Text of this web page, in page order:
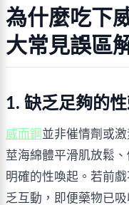
為什麼吃下
大常見誤區
1. 缺乏足夠的
威而鋼 並非催情劑或
莖海綿體平滑肌放鬆
明確的性喚起。若前
乏互動，即便藥物已